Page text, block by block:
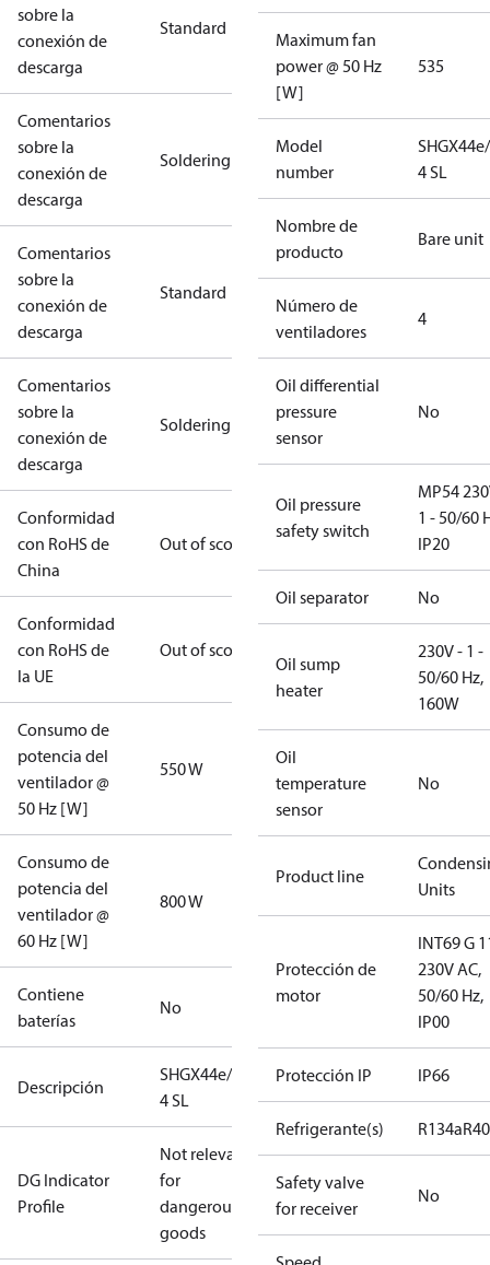
sobre la
conexión de
descarga
Standard
Comentarios
sobre la
conexión de
descarga
Soldering
Comentarios
sobre la
conexión de
descarga
Standard
Comentarios
sobre la
conexión de
descarga
Soldering
Conformidad
con RoHS de
China
Out of scope
Conformidad
con RoHS de
la UE
Out of scope
Consumo de
potencia del
ventilador @
50 Hz [W]
550 W
Consumo de
potencia del
ventilador @
60 Hz [W]
800 W
Contiene
baterías
No
Descripción
SHGX44e/565-
4 SL
DG Indicator
Profile
Not relevant
for
dangerous
goods
Maximum fan
power @ 50 Hz
[W]
535
Model
number
4 SL
Nombre de
producto
Bare unit
Número de
ventiladores
4
Oil differential
pressure
sensor
No
Oil pressure
safety switch
MP54
1 - 50/60
IP20
Oil separator No
Oil sump
heater
230V - 1 -
50/60 Hz,
160W
Oil
temperature
sensor
No
Product line
Units
Protección de
motor
INT69 G
230V AC,
50/60 Hz,
IP00
Protección IP IP66
Refrigerante(s) R134a
Safety valve
for receiver
No